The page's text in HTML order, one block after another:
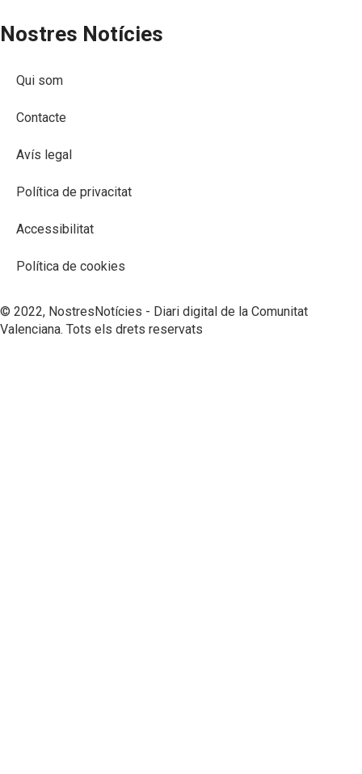
Nostres Notícies
Qui som
Contacte
Avís legal
Política de privacitat
Accessibilitat
Política de cookies
© 2022, NostresNotícies - Diari digital de la Comunitat
Valenciana. Tots els drets reservats